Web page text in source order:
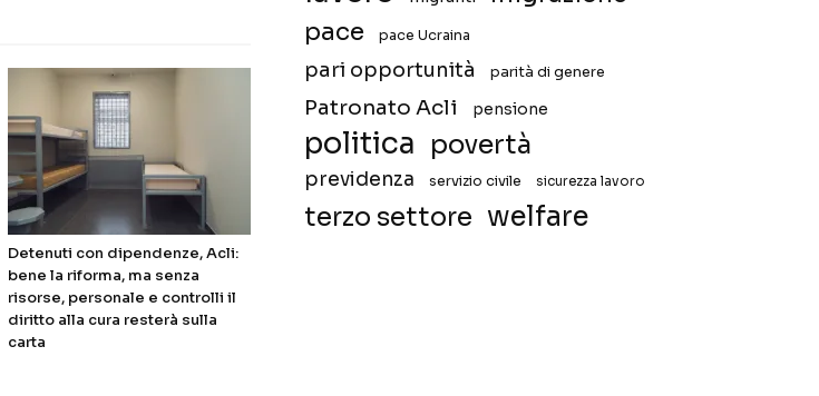
Detenuti con dipendenze, Acli:
bene la riforma, ma senza
risorse, personale e controlli il
diritto alla cura resterà sulla
carta
pace
pace Ucraina
pari opportunità parità di genere
Patronato Acli pensione
politica povertà
previdenza servizio civile sicurezza lavoro
terzo settore welfare